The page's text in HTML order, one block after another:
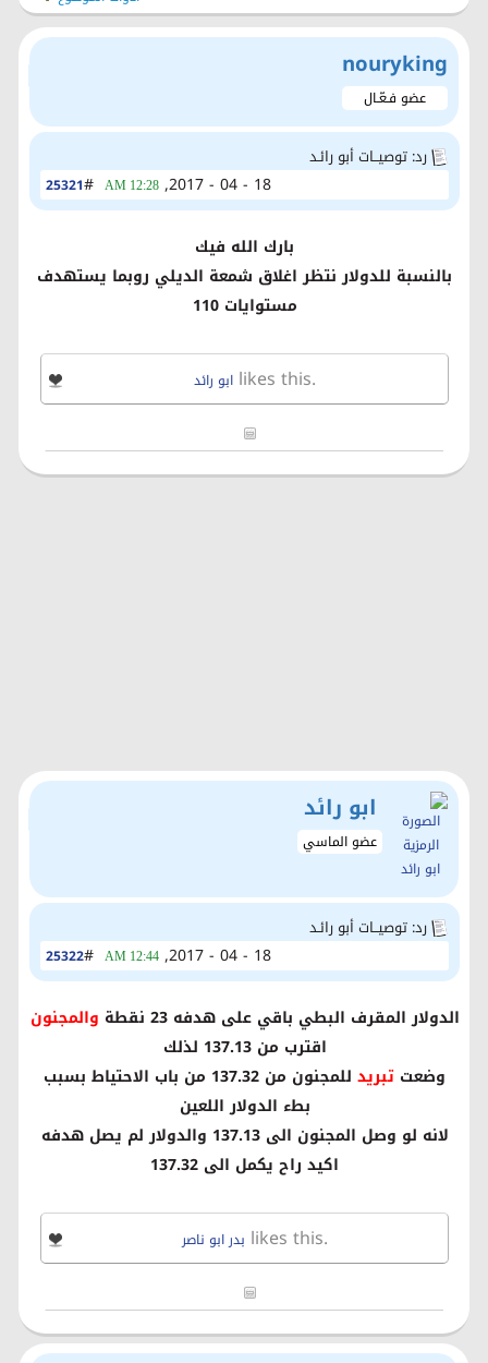
nouryking
عضو فـعّـال
رد: توصيــات أبو رائـد
25321# 18 - 04 - 2017,
12:28 AM
بارك الله فيك
بالنسبة للدولار نتظر اغلاق شمعة الديلي روبما يستهدف
مستوايات 110
ابو رائدlikes this.
ابو رائد
عضو الماسي
رد: توصيــات أبو رائـد
25322# 18 - 04 - 2017,
12:44 AM
الدولار المقرف البطي باقي على هدفه 23 نقطة
والمجنون
اقترب من 137.13 لذلك
وضعت تبريد للمجنون من
137.32 من باب الاحتياط بسبب
بطء الدولار اللعين
لانه لو وصل المجنون الى 137.13 والدولار لم يصل هدفه
اكيد راح يكمل الى 137.32
بدر ابو ناصر likes this.